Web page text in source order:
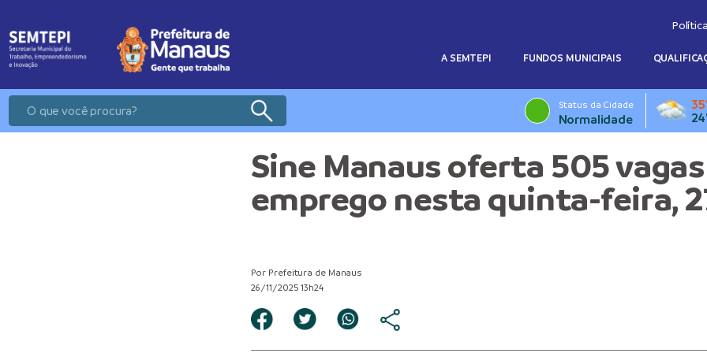
A SEMTEPI FUNDOS MUNICIPAIS
Status da Cidade
Normalidade
Sine Manaus oferta 505
emprego nesta quinta-feira,
Por Prefeitura de Manaus
26/11/2025 13h24